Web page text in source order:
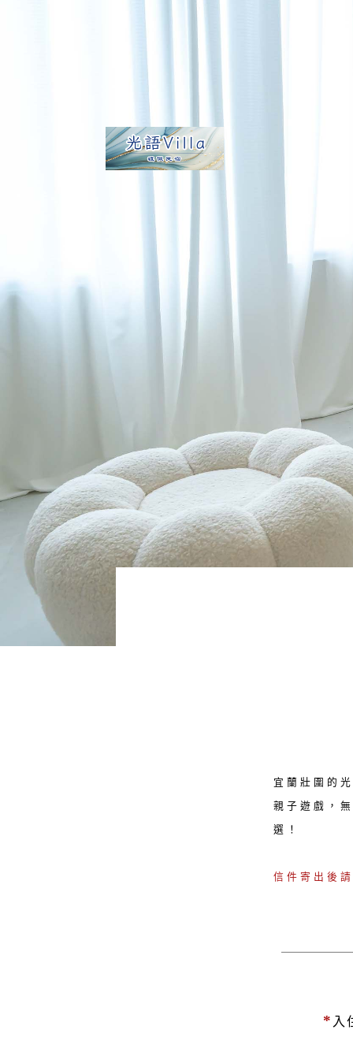
宜蘭壯圍的
親子遊戲，
選！
信件寄出後
* 入